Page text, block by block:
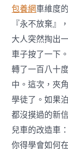
包養網車維度
『永不放棄』
大人突然掏出
車子按了一下
轉了一百八十
中。這次，夾
學徒了。如果
都沒摸過的新
兒車的改造車
你得學會如何